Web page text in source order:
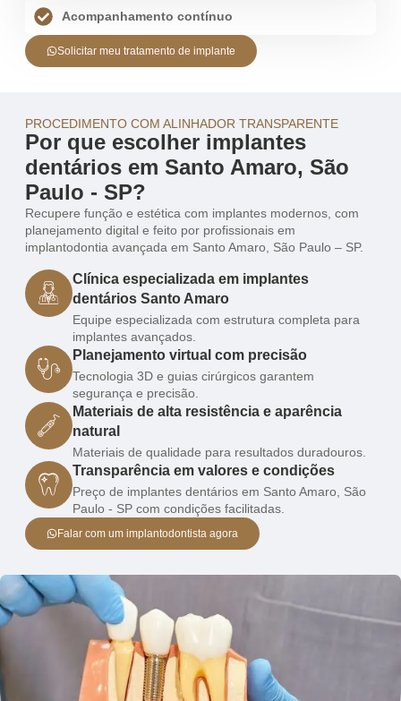
Acompanhamento contínuo
Solicitar meu tratamento de implante
PROCEDIMENTO COM ALINHADOR TRANSPARENTE
Por que escolher implantes
dentários em Santo Amaro, São
Paulo - SP?
Recupere função e estética com implantes modernos, com
planejamento digital e feito por profissionais em
implantodontia avançada em Santo Amaro, São Paulo – SP.
Clínica especializada em implantes
dentários Santo Amaro
Equipe especializada com estrutura completa para
implantes avançados.
Planejamento virtual com precisão
Tecnologia 3D e guias cirúrgicos garantem
segurança e precisão.
Materiais de alta resistência e aparência
natural
Materiais de qualidade para resultados duradouros.
Transparência em valores e condições
Preço de implantes dentários em Santo Amaro, São
Paulo - SP com condições facilitadas.
Falar com um implantodontista agora